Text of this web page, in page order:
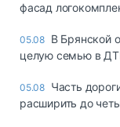
фасад
05.08 В Брянской
целую семью в
05.08 Часть
расширить до